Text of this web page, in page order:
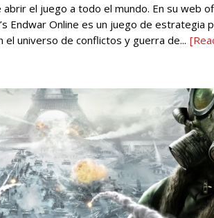
el juego a todo el mundo. En su web
Endwar Online es un juego de estrategia
universo de conflictos y guerra de...